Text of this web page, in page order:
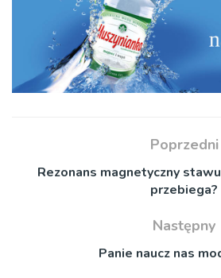
Poprzedni
Rezonans magnetyczny
przebiega?
Następny
Panie naucz nas